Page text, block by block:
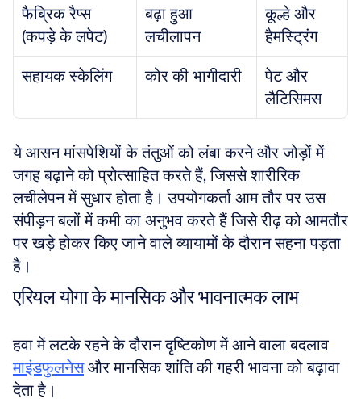
फैब्रिक रैप्स
(कपड़े के लपेट)
बढ़ा हुआ
लचीलापन
कूल्हे और
हैमस्ट्रिंग
सहायक स्केलिंग
कोर की भागीदारी
पेट और
लैटिसिमस
ये आसन मांसपेशियों के तंतुओं को लंबा करने और जोड़ों में
जगह बढ़ाने को प्रोत्साहित करते हैं, जिससे शारीरिक
लचीलेपन में सुधार होता है। उपयोगकर्ता आम तौर पर उस
संपीड़न बलों में कमी का अनुभव करते हैं जिसे रीढ़ को आमतौर
पर खड़े होकर किए जाने वाले व्यायामों के दौरान सहना पड़ता
है।
एरियल योगा के मानसिक और भावनात्मक लाभ
माइंडफुलनेस और मानसिक शांति की गहरी भावना को बढ़ावा
देता है।